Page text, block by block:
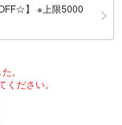
】 ※上限5000
。
ださい。